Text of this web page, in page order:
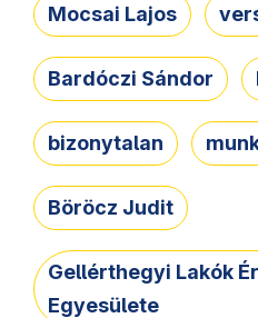
Mocsai Lajos
Bardóczi Sándor
bizonytalan
Böröcz Judit
Gellérthegyi Lakók
Egyesülete